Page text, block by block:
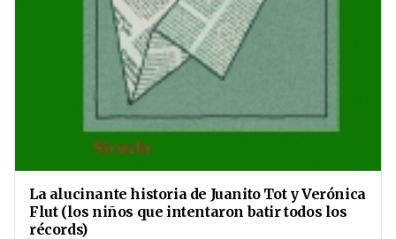
La alucinante historia de Juanito Tot y Verónica
Flut (los niños que intentaron batir todos los
récords)